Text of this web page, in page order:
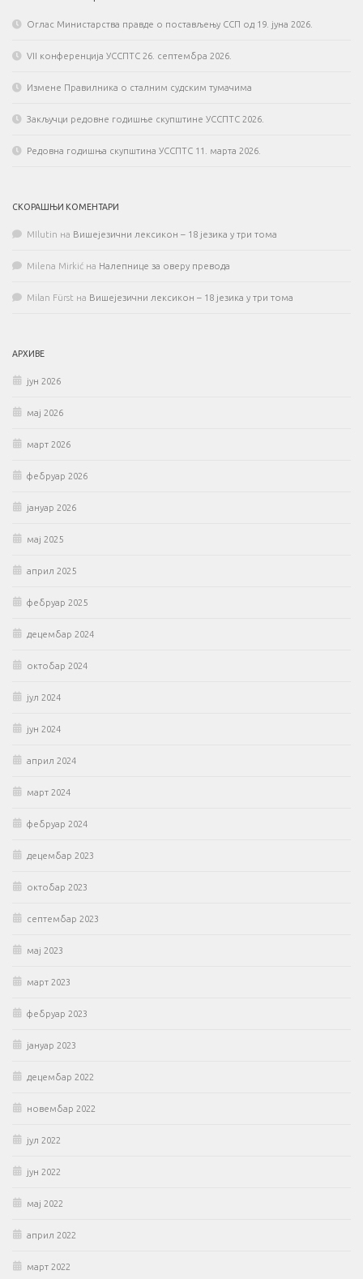
Оглас Министарства правде о постављењу ССП од 19. јуна 2026.
VII конференција УССПТС 26. септембра 2026.
Измене Правилника о сталним судским тумачима
Закључци редовне годишње скупштине УССПТС 2026.
Редовна годишња скупштина УССПТС 11. марта 2026.
СКОРАШЊИ КОМЕНТАРИ
MIlutin на Вишејезични лексикон – 18 језика у три тома
Milena Mirkić на Налепнице за оверу превода
Milan Fürst на Вишејезични лексикон – 18 језика у три тома
АРХИВЕ
јун 2026
мај 2026
март 2026
фебруар 2026
јануар 2026
мај 2025
април 2025
фебруар 2025
децембар 2024
октобар 2024
јул 2024
јун 2024
април 2024
март 2024
фебруар 2024
децембар 2023
октобар 2023
септембар 2023
мај 2023
март 2023
фебруар 2023
јануар 2023
децембар 2022
новембар 2022
јул 2022
јун 2022
мај 2022
април 2022
март 2022